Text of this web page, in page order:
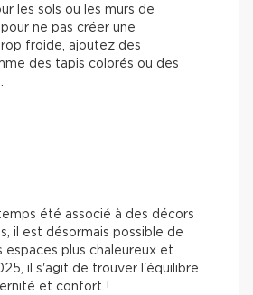
les sols ou les murs de
pour ne pas créer une
froide, ajoutez des
des tapis colorés ou des
été associé à des décors
il est désormais possible de
espaces plus chaleureux et
il s'agit de trouver l'équilibre
et confort !